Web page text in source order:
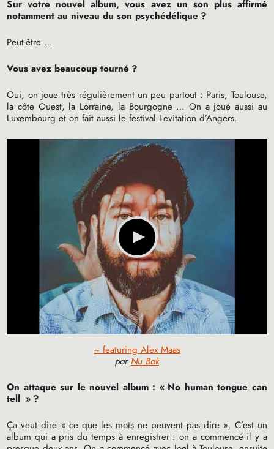
Sur votre nouvel album, vous avez un son plus affirmé
notamment au niveau du son psychédélique ?
Peut-être …
Vous avez beaucoup tourné ?
Oui, on joue très régulièrement un peu partout : Paris, Toulouse,
la côte Ouest, la Lorraine, la Bourgogne … On a joué aussi au
Luxembourg et on fait aussi le festival Levitation d’Angers.
~ featuring Alex Maas
parNu Bak
On attaque sur le nouvel album : « No human tongue can
tell » ?
Ça veut dire « ce que les mots ne peuvent pas dire ». C’est un
album qui a pris du temps à enregistrer : on a commencé il y a